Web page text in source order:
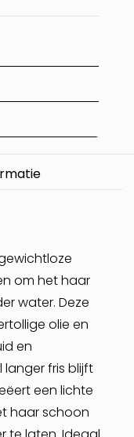
om het haar
water. Deze
olie en
en
fris blijft
een lichte
haar schoon